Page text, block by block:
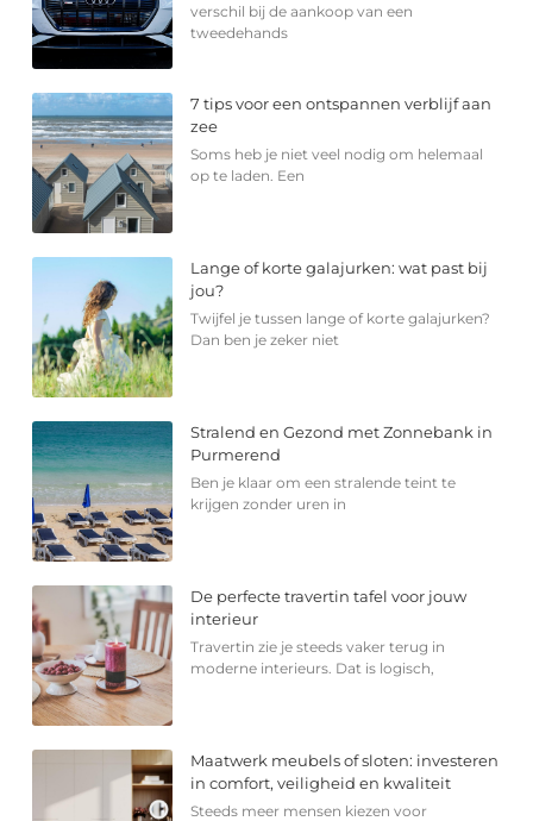
verschil bij de aankoop van een
tweedehands
7 tips voor een ontspannen verblijf aan
zee
Soms heb je niet veel nodig om helemaal
op te laden. Een
Lange of korte galajurken: wat past bij
jou?
Twijfel je tussen lange of korte galajurken?
Dan ben je zeker niet
Stralend en Gezond met Zonnebank in
Purmerend
Ben je klaar om een stralende teint te
krijgen zonder uren in
De perfecte travertin tafel voor jouw
interieur
Travertin zie je steeds vaker terug in
moderne interieurs. Dat is logisch,
Maatwerk meubels of sloten: investeren
in comfort, veiligheid en kwaliteit
Steeds meer mensen kiezen voor